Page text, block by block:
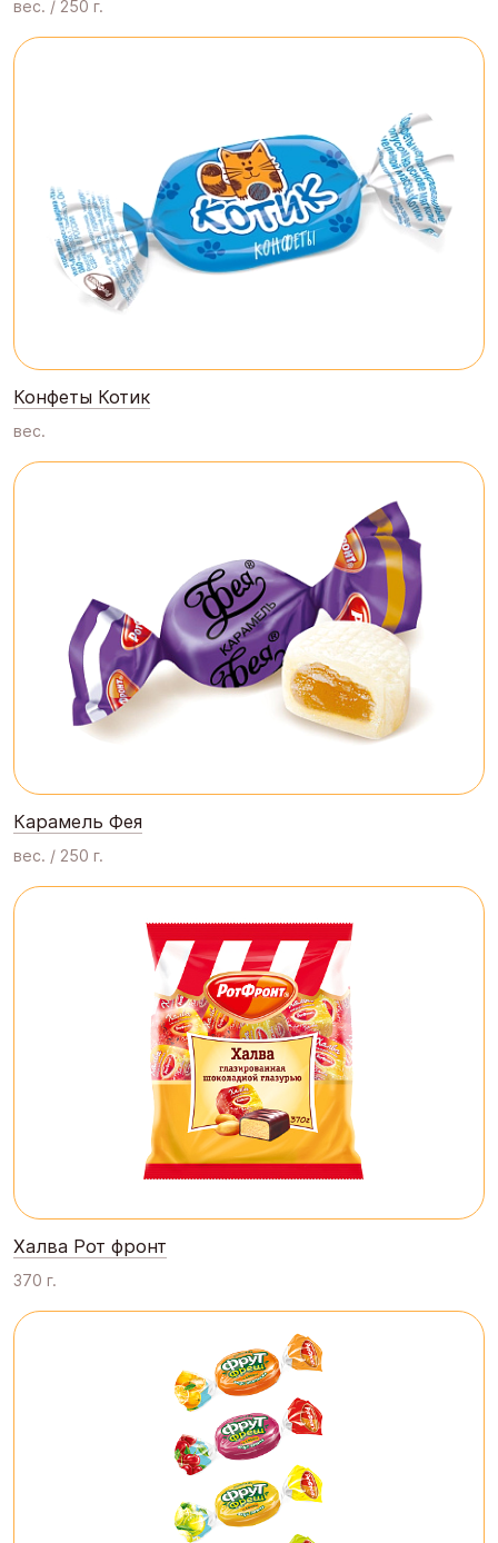
вес. / 250 г.
Конфеты Котик
вес.
Карамель Фея
вес. / 250 г.
Халва Рот фронт
370 г.